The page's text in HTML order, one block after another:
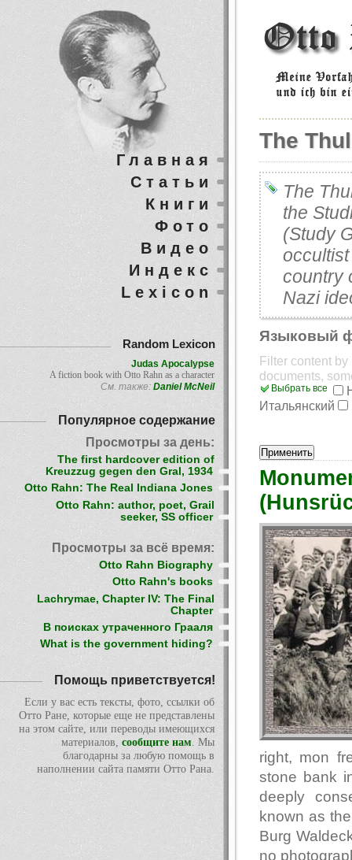
The
The
the
(Study
country
Nazi
Языковый
Filter content
documents,
Выбрать все
Итальянский
right, mon
stone bank
deeply
known as
Burg
no
Главная
Статьи
Книги
Фото
Видео
Индекс
Lexicon
Random Lexicon
Judas Apocalypse
A fiction book with Otto Rahn as a character
См. также: Daniel McNeil
Популярное содержание
Просмотры за день:
The first hardcover edition of
Kreuzzug gegen den Gral, 1934
Otto Rahn: The Real Indiana Jones
Otto Rahn: author, poet, Grail
seeker, SS officer
Просмотры за всё время:
Otto Rahn Biography
Otto Rahn's books
Lachrymae, Chapter IV: The Final
Chapter
В поисках утраченного Грааля
What is the government hiding?
Помощь приветствуется!
Если у вас есть тексты, фото, ссылки об
Отто Ране, которые еще не представлены
на этом сайте, или переводы имеющихся
материалов, сообщите нам. Мы
благодарны за любую помощь в
наполнении сайта памяти Отто Рана.